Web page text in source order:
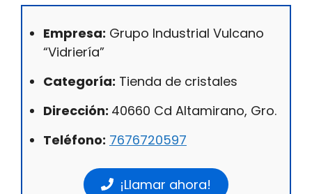
Empresa: Grupo Industrial Vulcano
“Vidriería”
Categoría: Tienda de cristales
Dirección: 40660 Cd Altamirano, Gro.
Teléfono: 7676720597
¡Llamar ahora!